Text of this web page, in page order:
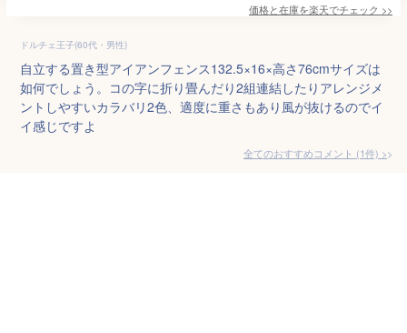
価格と在庫を楽天でチェック >>
ドルチェ王子(60代・男性)
自立する置き型アイアンフェンス132.5×16×高さ76cmサイズは
如何でしょう。コの字に折り畳んだり2組連結したりアレンジメ
ントしやすいカラバリ2色、適度に重さもあり風が抜けるのでイ
イ感じですよ
全てのおすすめコメント (1件) >